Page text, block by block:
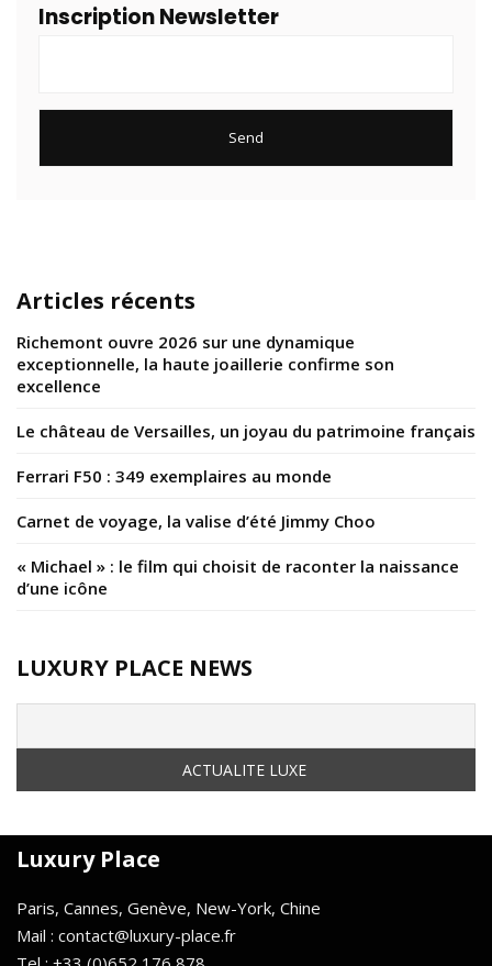
Inscription Newsletter
Articles récents
Richemont ouvre 2026 sur une dynamique
exceptionnelle, la haute joaillerie confirme son
excellence
Le château de Versailles, un joyau du patrimoine français
Ferrari F50 : 349 exemplaires au monde
Carnet de voyage, la valise d’été Jimmy Choo
« Michael » : le film qui choisit de raconter la naissance
d’une icône
LUXURY PLACE NEWS
Luxury Place
Paris, Cannes, Genève, New-York, Chine
Mail : contact@luxury-place.fr